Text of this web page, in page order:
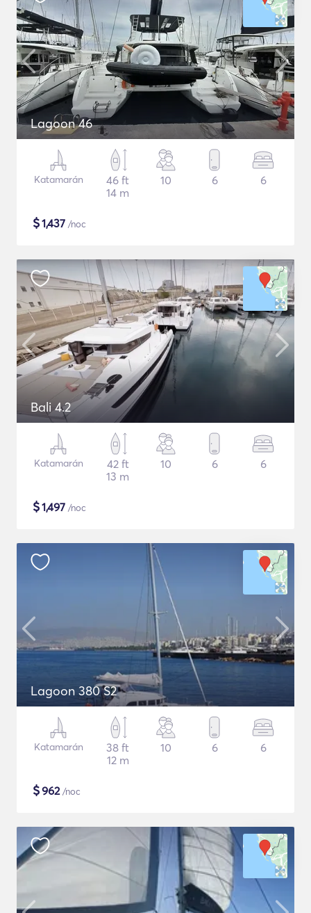
Lagoon 46
Katamarán
46 ft
14 m
10 6 6
$1,437 /noc
Bali 4.2
Katamarán
42 ft
13 m
10 6 6
$1,497 /noc
Lagoon 380 S2
Katamarán
38 ft
12 m
10 6 6
$962/noc